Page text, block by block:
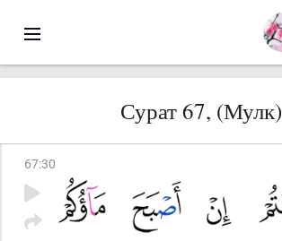
Сурат 67, (Мулк)
67:30